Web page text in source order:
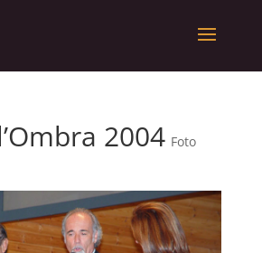
2004 Foto